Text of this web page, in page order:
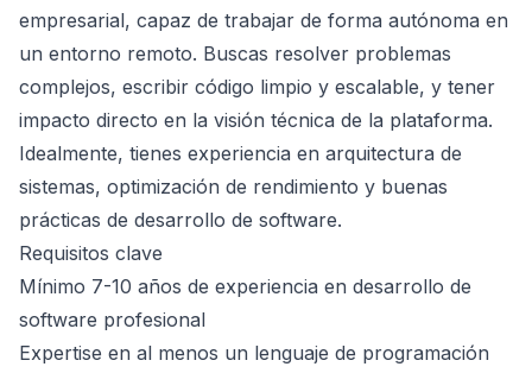
empresarial, capaz de trabajar de forma autónoma en
un entorno remoto. Buscas resolver problemas
complejos, escribir código limpio y escalable, y tener
impacto directo en la visión técnica de la plataforma.
Idealmente, tienes experiencia en arquitectura de
sistemas, optimización de rendimiento y buenas
prácticas de desarrollo de software.
Requisitos clave
Mínimo 7-10 años de experiencia en desarrollo de
software profesional
Expertise en al menos un lenguaje de programación